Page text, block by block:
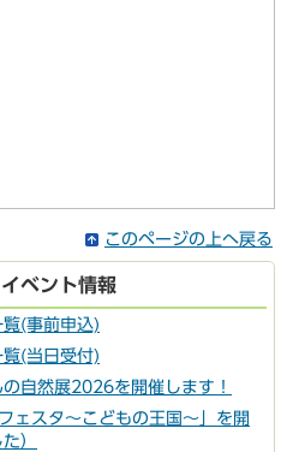
このページの上へ戻る
ベント情報
(事前申込)
(当日受付)
自然展2026を開催します！
ェスタ～こどもの王国～」を開
）